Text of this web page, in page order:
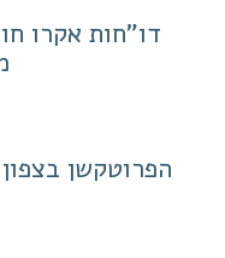
דו"חות אקרו
הפרוטקשן